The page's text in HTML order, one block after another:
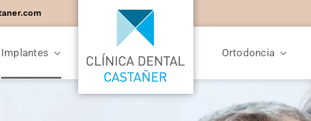
Implantes Ortodoncia